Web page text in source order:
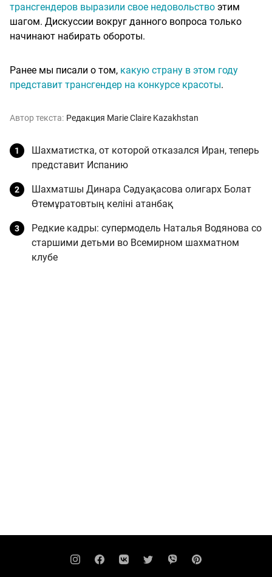
трансгендеров выразили свое недовольство этим
шагом. Дискуссии вокруг данного вопроса только
начинают набирать обороты.
Ранее мы писали о том, какую страну в этом году
представит трансгендер на конкурсе красоты.
Автор текста: Редакция Marie Claire Kazakhstan
Шахматистка, от которой отказался Иран, теперь
представит Испанию
Шахматшы Динара Сәдуақасова олигарх Болат
Өтемұратовтың келіні атанбақ
Редкие кадры: супермодель Наталья Водянова со
старшими детьми во Всемирном шахматном
клубе